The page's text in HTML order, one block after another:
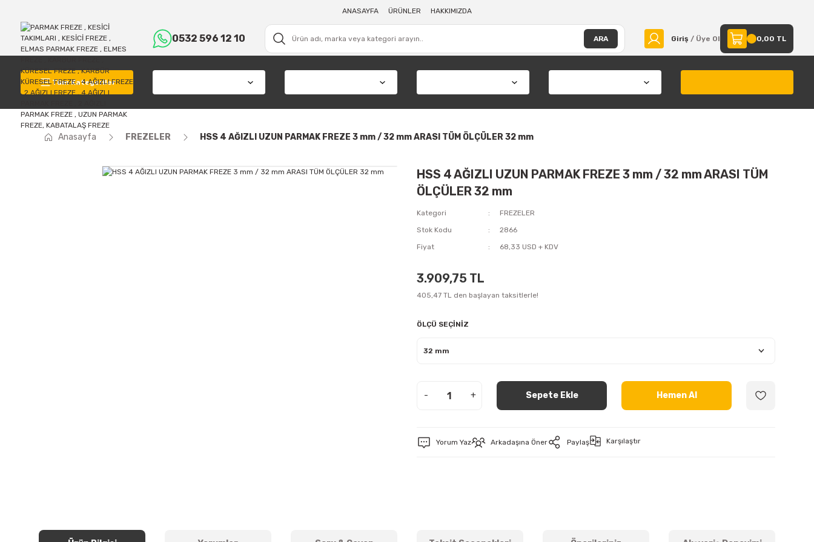
ANASAYFA ÜRÜNLER HAKKIMIZDA
0532 596 12 10 ARA Giriş / Üye Ol 0,00 TL
Tüm Kategoriler
Anasayfa FREZELER HSS 4 AĞIZLI UZUN PARMAK FREZE 3 mm / 32 mm ARASI TÜM ÖLÇÜLER 32 mm
HSS 4 AĞIZLI UZUN PARMAK FREZE 3 mm / 32 mm ARASI TÜM
ÖLÇÜLER 32 mm
Kategori
FREZELER
Stok Kodu
2866
Fiyat
68,33 USD + KDV
3.909,75 TL
405,47 TL den başlayan taksitlerle!
ÖLÇÜ SEÇİNİZ
- + Sepete Ekle Hemen Al
Yorum Yaz Arkadaşına Öner Paylaş Karşılaştır